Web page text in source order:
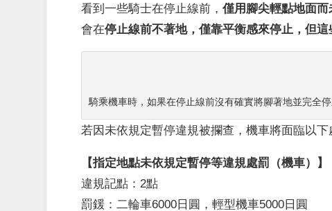
看到一些騎士在停止線前，僅用腳尖輕點地面而
會在停止線前不著地，僅靠平衡感來停止，但這
騎乘機車時，如果在停止線前沒有確實將腳著地並完全停
若因未依規定暫停違規被攔查，機車將面臨以下
【指定地點未依規定暫停等違規處罰（機車）】
違規記點：2點
罰鍰：二輪車6000日圓，輕型機車5000日圓